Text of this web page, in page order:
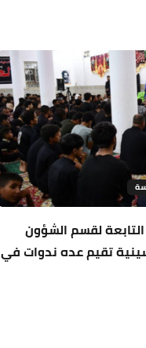
لقسم الشؤون
تقيم عده ندوات في